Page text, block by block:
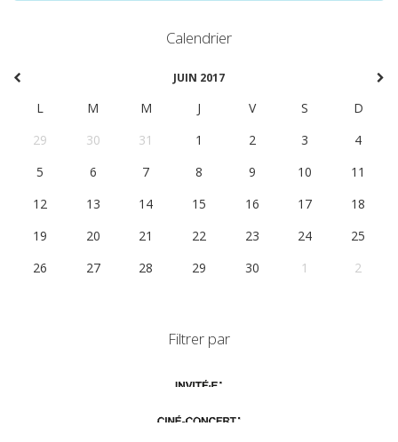
Calendrier
JUIN 2017
L M M J V S
D
29
30 31 1 2 3
4
5
6 7 8 9 10
11
12
13 14 15 16 17
18
19
20 21 22 23 24
25
26
27 28 29 30 1 2
Filtrer par